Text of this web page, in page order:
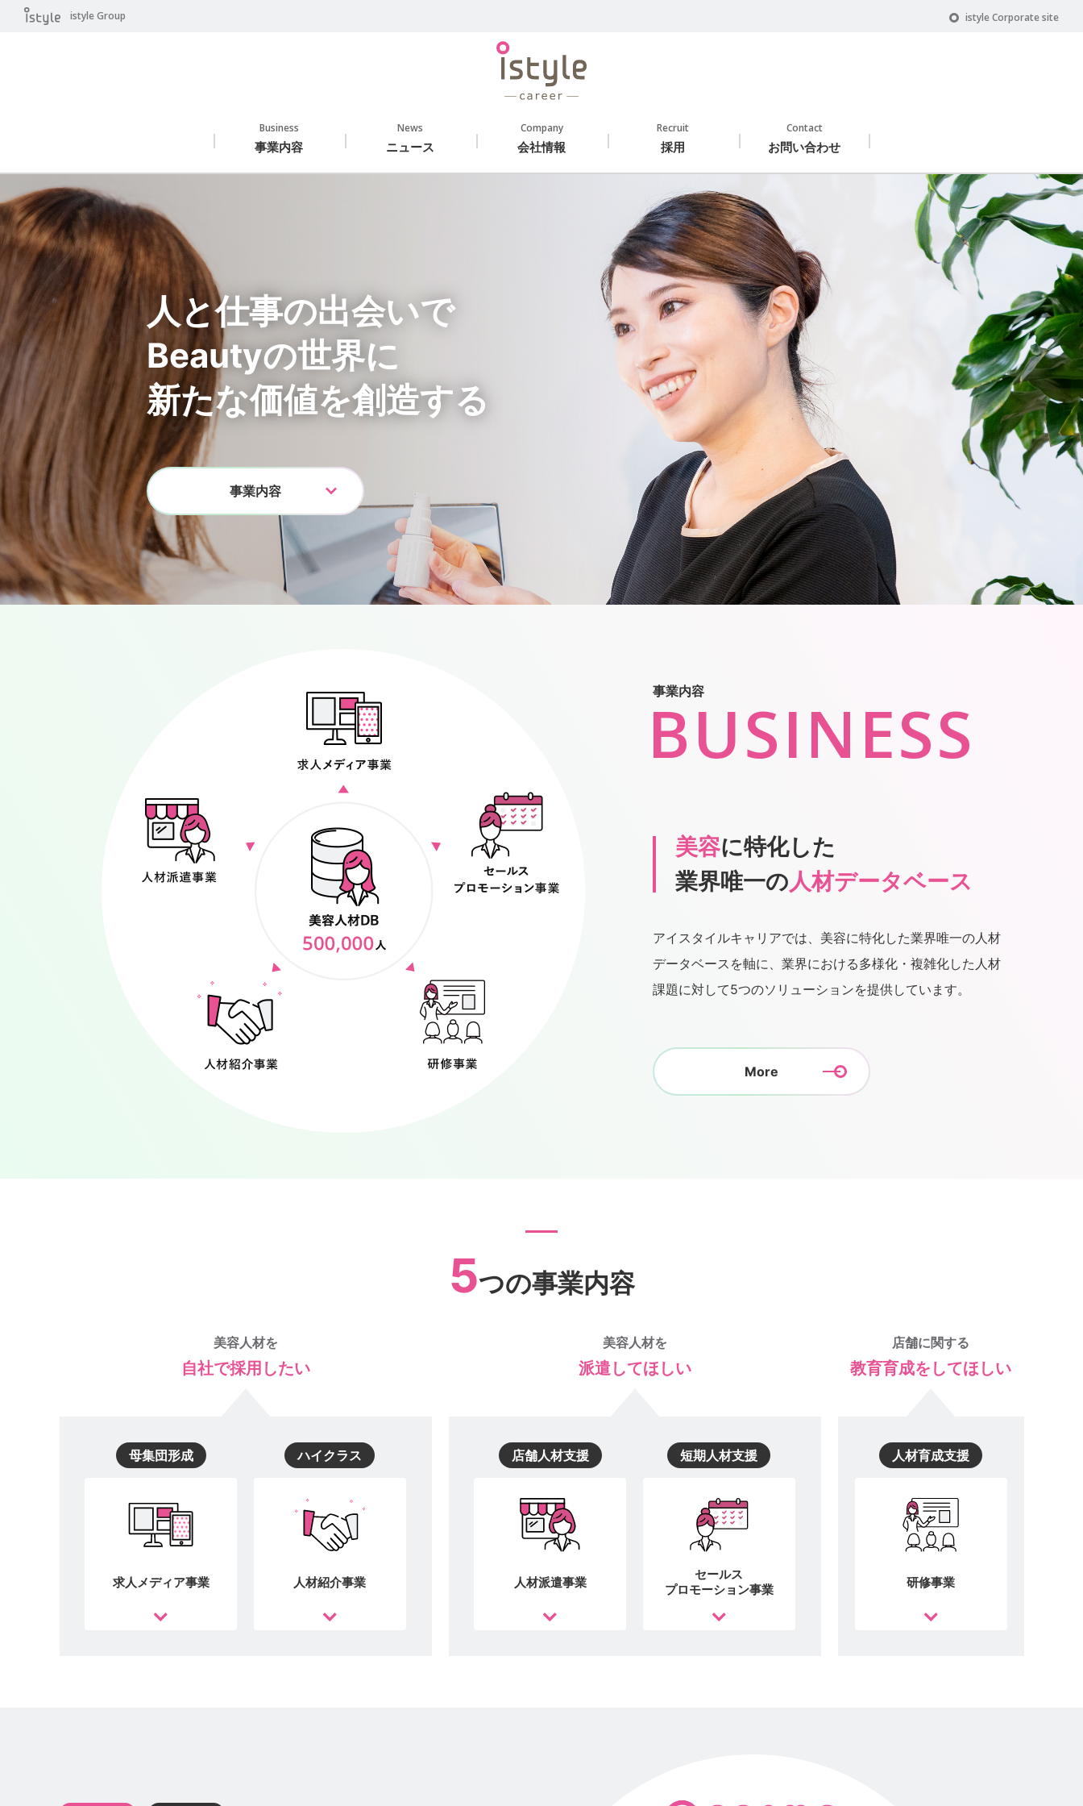
istyle Group istyle Corporate site
Business
事業内容
News
ニュース
Company
会社情報
Recruit
採用
Contact
お問い合わせ
事業内容
事業内容
人と仕事の出会いで
Beautyの世界に
新たな価値を創造する
事業内容
事業内容
事業内容
事業内容
BUSINESS
美容に特化した
業界唯一の人材データベース
アイスタイルキャリアでは、美容に特化した業界唯一の人材
データベースを軸に、業界における多様化・複雑化した人材
課題に対して5つのソリューションを提供しています。
More
5つの事業内容
美容人材を
自社で採用したい
母集団形成
求人メディア事業
ハイクラス
人材紹介事業
美容人材を
派遣してほしい
店舗人材支援
人材派遣事業
短期人材支援
セールス
プロモーション事業
店舗に関する
教育育成をしてほしい
人材育成支援
研修事業